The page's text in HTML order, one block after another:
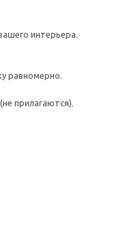
интерьера.
равномерно.
прилагаются).